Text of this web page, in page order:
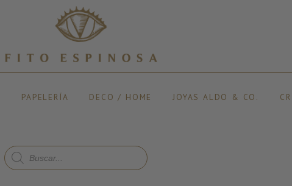
PAPELERÍA DECO / HOME JOYAS ALDO & CO.